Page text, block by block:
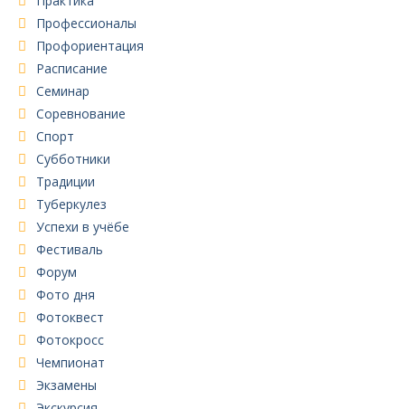
Профессионалы
Профориентация
Расписание
Семинар
Соревнование
Спорт
Субботники
Традиции
Туберкулез
Успехи в учёбе
Фестиваль
Форум
Фото дня
Фотоквест
Фотокросс
Чемпионат
Экзамены